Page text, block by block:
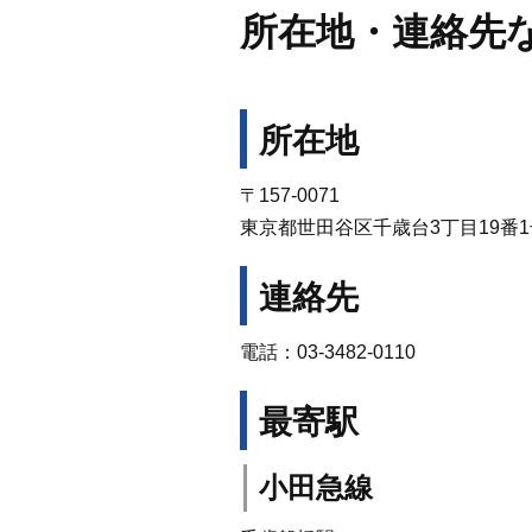
所在地・連絡先
所在地
〒157-0071
東京都世田谷区千歳台3丁目19番
連絡先
電話：03-3482-0110
最寄駅
小田急線